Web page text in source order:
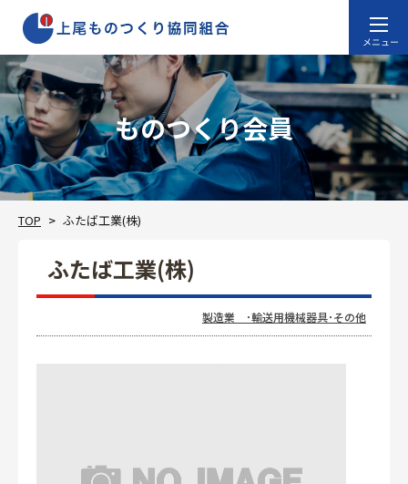
ものつくり会員
TOP ふたば工業(株)
ふたば工業(株)
製造業 ･輸送用機械器具･その他